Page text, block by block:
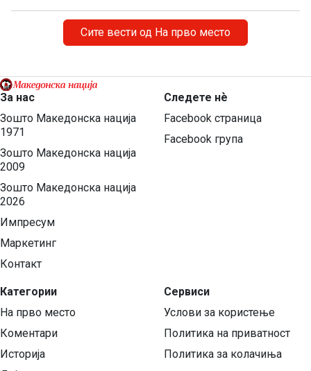
Фестивалот ќе биде можност за промоција на богатото
македонско културно наследство […]
Сите вести од На прво место
За нас
Зошто Македонска нација
1971
Зошто Македонска нација
2009
Зошто Македонска нација
2026
Импресум
Маркетинг
Контакт
Категории
На прво место
Коментари
Историја
Следете нѐ
Facebook страница
Facebook група
Сервиси
Услови за користење
Политика на приватност
Политика за колачиња